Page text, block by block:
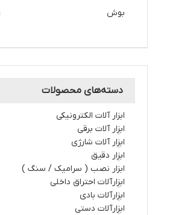
بوش
دسته‌های محصولات
ابزار آلات الکترونیکی
ابزار آلات برقي
ابزار آلات شارژي
ابزار دقیق
ابزار نصب ( سرامیک / سنگ )
ابزارآلات احتراق داخلي
ابزارآلات بادی
ابزارآلات دستي